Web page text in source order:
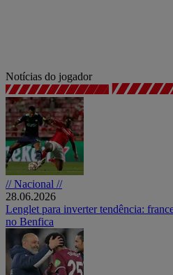
Notícias do jogador
// Nacional //
28.06.2026
Lenglet para inverter tendência:
no Benfica